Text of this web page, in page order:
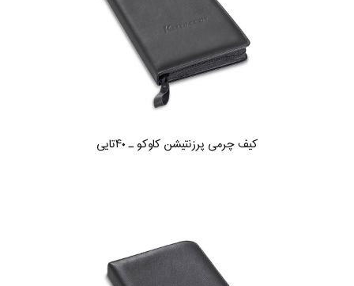
کیف چرمی پرزنتیشن کاوکو ـ ۴۰تایی